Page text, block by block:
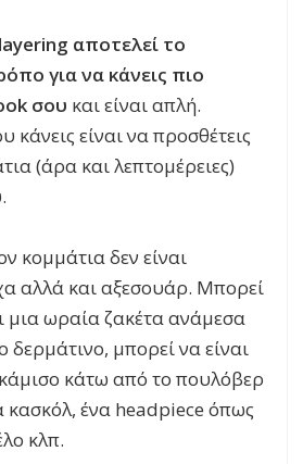
layering αποτελεί το
για να κάνεις πιο
σου και είναι απλή.
κάνεις είναι να προσθέτεις
(άρα και λεπτομέρειες)
κομμάτια δεν είναι
αλλά και αξεσουάρ. Μπορεί
μια ωραία ζακέτα ανάμεσα
δερμάτινο, μπορεί να είναι
κάτω από το πουλόβερ
κασκόλ, ένα headpiece όπως
κλπ.